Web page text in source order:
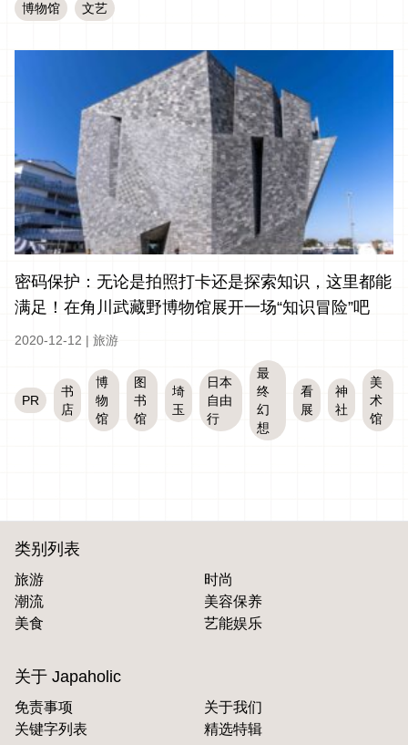
博物馆 文艺
密码保护：无论是拍照打卡还是探索知识，这里都能
满足！在角川武藏野博物馆展开一场“知识冒险”吧
2020-12-12 | 旅游
PR
书
店
博
物
馆
图
书
馆
埼
玉
日本
自由
行
最
终
幻
想
看
展
神
社
美
术
馆
类别列表
旅游
时尚
潮流
美容保养
美食
艺能娱乐
关于 Japaholic
免责事项
关于我们
关键字列表
精选特辑